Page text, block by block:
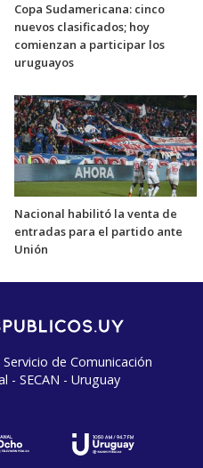
Copa Sudamericana: cinco
nuevos clasificados; hoy
comienzan a participar los
uruguayos
Nacional habilitó la venta de
entradas para el partido ante
Unión
de Comunicación
- SECAN - Uruguay